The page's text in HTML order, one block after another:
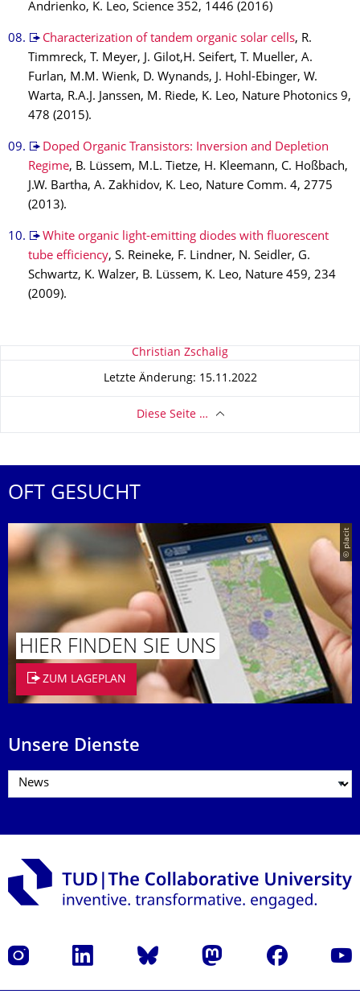
Andrienko, K. Leo, Science 352, 1446 (2016)
Characterization of tandem organic solar cells, R.
Timmreck, T. Meyer, J. Gilot,H. Seifert, T. Mueller, A.
Furlan, M.M. Wienk, D. Wynands, J. Hohl-Ebinger, W.
Warta, R.A.J. Janssen, M. Riede, K. Leo, Nature Photonics 9,
478 (2015).
Doped Organic Transistors: Inversion and Depletion
Regime, B. Lüssem, M.L. Tietze, H. Kleemann, C. Hoßbach,
J.W. Bartha, A. Zakhidov, K. Leo, Nature Comm. 4, 2775
(2013).
White organic light-emitting diodes with fluorescent
tube efficiency, S. Reineke, F. Lindner, N. Seidler, G.
Schwartz, K. Walzer, B. Lüssem, K. Leo, Nature 459, 234
(2009).
Zu dieser Seite Christian Zschalig
Letzte Änderung: 15.11.2022
Diese Seite …
OFT GESUCHT
© placit
HIER FINDEN SIE UNS
ZUM LAGEPLAN
Unsere Dienste
Instagram LinkedIn Bluesky Mastodon Facebook